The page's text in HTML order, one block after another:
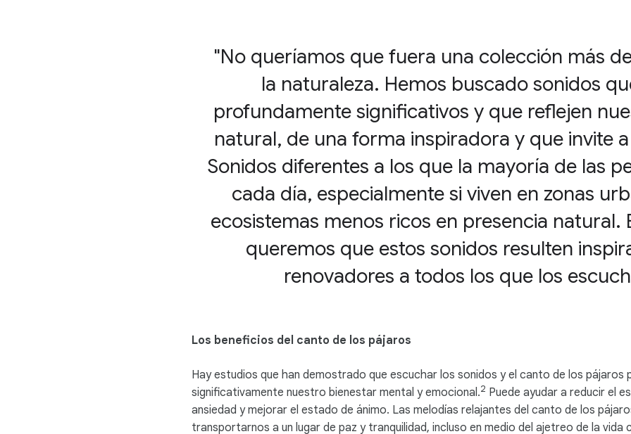
"No queríamos que fuera una colección más
la naturaleza. Hemos buscado sonidos
profundamente significativos y que reflejen
natural, de una forma inspiradora y que invite
Sonidos diferentes a los que la mayoría de las
cada día, especialmente si viven en zonas
ecosistemas menos ricos en presencia natural.
queremos que estos sonidos resulten
renovadores a todos los que los
Los beneficios del canto de los pájaros
Hay estudios que han demostrado que escuchar los sonidos y el canto de los pájaros
significativamente nuestro bienestar mental y emocional.2 Puede ayudar a reducir el
ansiedad y mejorar el estado de ánimo. Las melodías relajantes del canto de los
transportarnos a un lugar de paz y tranquilidad, incluso en medio del ajetreo de la vida